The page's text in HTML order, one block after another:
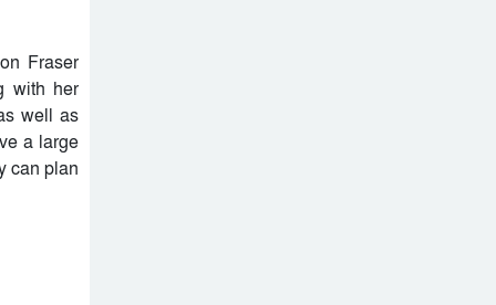
Fraser
with her
well as
a large
can plan